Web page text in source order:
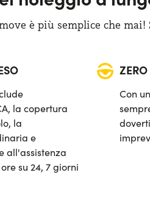
è più semplice che
la copertura
la
e
all'assistenza
su 24, 7 giorni
ZERO
Con